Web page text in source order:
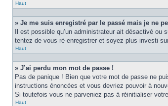
Haut
» Je me suis enregistré par le passé mais je ne
Il est possible qu’un administrateur ait désactivé
tentez de vous ré-enregistrer et soyez plus investi
Haut
» J’ai perdu mon mot de passe !
Pas de panique ! Bien que votre mot de passe ne
instructions énoncées et vous devriez pouvoir à
Si toutefois vous ne parveniez pas à réinitialiser
Haut